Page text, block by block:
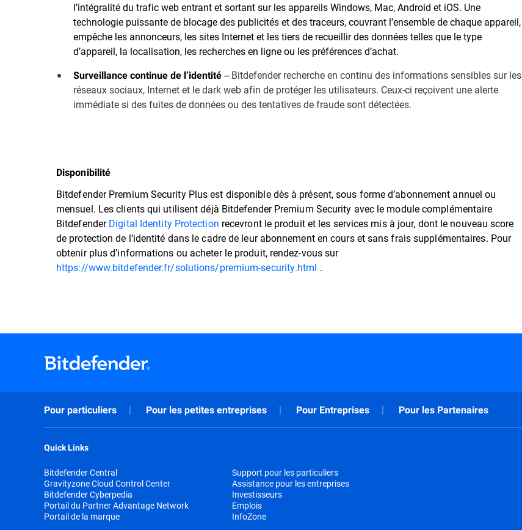
l’intégralité du trafic web entrant et sortant sur les appareils Windows, Mac, Android et iOS. Une
technologie puissante de blocage des publicités et des traceurs, couvrant l’ensemble de chaque appareil,
empêche les annonceurs, les sites Internet et les tiers de recueillir des données telles que le type
d’appareil, la localisation, les recherches en ligne ou les préférences d’achat.
Surveillance continue de l’identité --Bitdefender recherche en continu des informations sensibles sur les
réseaux sociaux, Internet et le dark web afin de protéger les utilisateurs. Ceux-ci reçoivent une alerte
immédiate si des fuites de données ou des tentatives de fraude sont détectées.
Disponibilité
Bitdefender Premium Security Plus est disponible dès à présent, sous forme d’abonnement annuel ou
mensuel. Les clients qui utilisent déjà Bitdefender Premium Security avec le module complémentaire
BitdefenderDigital Identity Protection recevront le produit et les services mis à jour, dont le nouveau score
de protection de l’identité dans le cadre de leur abonnement en cours et sans frais supplémentaires. Pour
obtenir plus d’informations ou acheter le produit, rendez-vous sur
https://www.bitdefender.fr/solutions/premium-security.html .
Pour particuliers Pour les petites entreprises Pour Entreprises Pour les Partenaires
Quick Links
Bitdefender Central
Gravityzone Cloud Control Center
Bitdefender Cyberpedia
Portail du Partner Advantage Network
Portail de la marque
Support pour les particuliers
Assistance pour les entreprises
Investisseurs
Emplois
InfoZone